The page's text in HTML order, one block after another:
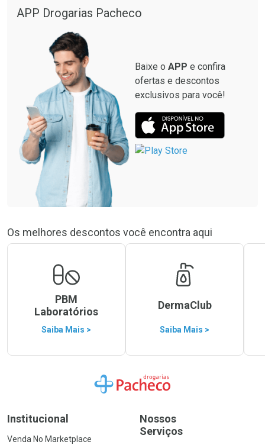
APP Drogarias Pacheco
Baixe o APP e confira
ofertas e descontos
exclusivos para você!
Os melhores descontos você encontra aqui
PBM
Laboratórios
Saiba Mais >
DermaClub
Saiba Mais >
Ir para a Home
Institucional
Venda No Marketplace
Nossos
Serviços